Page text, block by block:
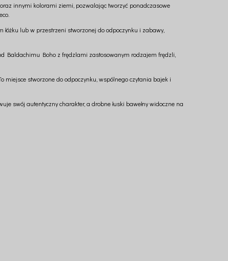
innymi kolorami ziemi, pozwalając tworzyć ponadczasowe
lub w przestrzeni stworzonej do odpoczynku i zabawy,
Baldachimu Boho z frędzlami zastosowanym rodzajem frędzli,
miejsce stworzone do odpoczynku, wspólnego czytania bajek i
swój autentyczny charakter, a drobne łuski bawełny widoczne na